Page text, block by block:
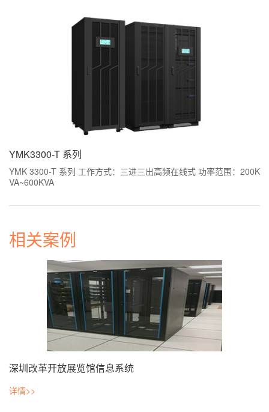
YMK3300-T 系列
YMK 3300-T 系列 工作方式：三进三出高频在线式 功率范围：200K
VA~600KVA
相关案例
深圳改革开放展览馆信息系统
详情>>